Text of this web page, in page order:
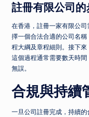
註冊有限公司的
在香港，註冊一家有限公
擇一個合法合適的公司名
程大綱及章程細則。接下來
這個過程通常需要數天時
無誤。
合規與持續
一旦公司註冊完成，持續